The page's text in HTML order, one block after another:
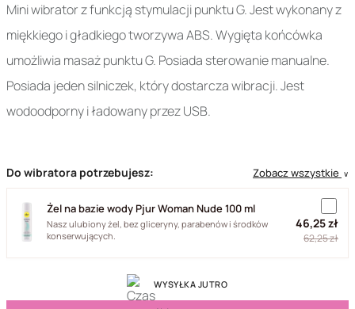
Mini wibrator z funkcją stymulacji punktu G. Jest wykonany z
miękkiego i gładkiego tworzywa ABS. Wygięta końcówka
umożliwia masaż punktu G. Posiada sterowanie manualne.
Posiada jeden silniczek, który dostarcza wibracji. Jest
wodoodporny i ładowany przez USB.
Do wibratora potrzebujesz: Zobacz wszystkie ∨
Żel na bazie wody Pjur Woman Nude 100 ml
Nasz ulubiony żel, bez gliceryny, parabenów i środków
konserwujących.
46,25 zł
62,25 zł
WYSYŁKA JUTRO